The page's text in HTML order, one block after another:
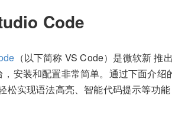
Code
（以下简称 VS Code）是微软新
安装和配置非常简单。通过下面介
松实现语法高亮、智能代码提示等功